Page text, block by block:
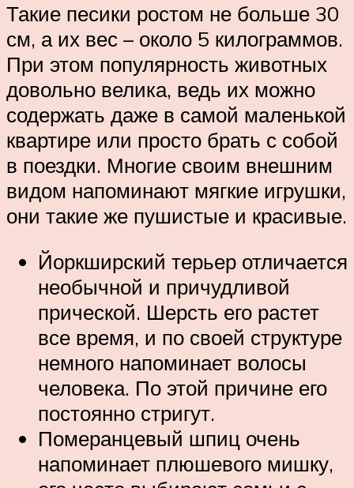
Такие песики ростом не больше 30
см, а их вес – около 5 килограммов.
При этом популярность животных
довольно велика, ведь их можно
содержать даже в самой маленькой
квартире или просто брать с собой
в поездки. Многие своим внешним
видом напоминают мягкие игрушки,
они такие же пушистые и красивые.
Йоркширский терьер отличается
необычной и причудливой
прической. Шерсть его растет
все время, и по своей структуре
немного напоминает волосы
человека. По этой причине его
постоянно стригут.
Померанцевый шпиц очень
напоминает плюшевого мишку,